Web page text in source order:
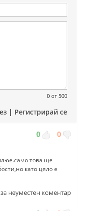
0 от 500
| Регистрирай се
0 0
това ще
като цяло е
неуместен коментар